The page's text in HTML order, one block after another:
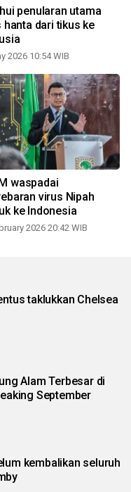
penularan utama
hanta dari tikus ke
2026 10:54 WIB
waspadai
virus Nipah
ke Indonesia
2026 20:42 WIB
taklukkan Chelsea
Alam Terbesar di
September
kembalikan seluruh